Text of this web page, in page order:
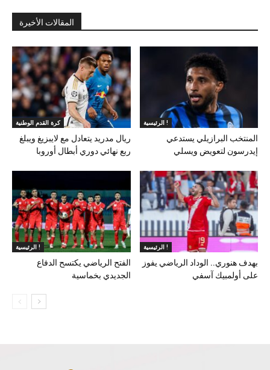
المقالات الأخيرة
كرة القدم الوطنية
ريال مدريد يتعادل مع لايبزيغ ويبلغ
ربع نهائي دوري أبطال أوروبا
الرئيسية !
المنتخب البرازيلي يستدعي
إيدرسون لتعويض ويسلي
الرئيسية !
الفتح الرياضي يكتسح الدفاع
الجديدي بخماسية
الرئيسية !
بهدف هنوري.. الوداد الرياضي يفوز
على أولمبيك آسفي